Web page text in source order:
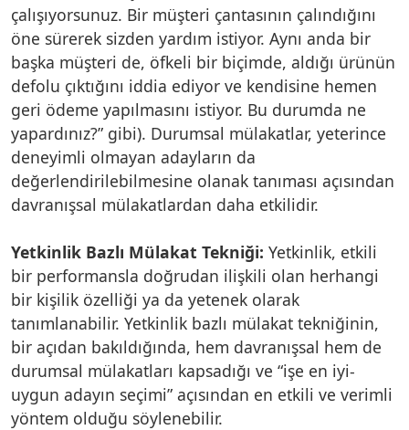
çalışıyorsunuz. Bir müşteri çantasının çalındığını
öne sürerek sizden yardım istiyor. Aynı anda bir
başka müşteri de, öfkeli bir biçimde, aldığı ürünün
defolu çıktığını iddia ediyor ve kendisine hemen
geri ödeme yapılmasını istiyor. Bu durumda ne
yapardınız?” gibi). Durumsal mülakatlar, yeterince
deneyimli olmayan adayların da
değerlendirilebilmesine olanak tanıması açısından
davranışsal mülakatlardan daha etkilidir.
Yetkinlik Bazlı Mülakat Tekniği: Yetkinlik, etkili
bir performansla doğrudan ilişkili olan herhangi
bir kişilik özelliği ya da yetenek olarak
tanımlanabilir. Yetkinlik bazlı mülakat tekniğinin,
bir açıdan bakıldığında, hem davranışsal hem de
durumsal mülakatları kapsadığı ve “işe en iyi-
uygun adayın seçimi” açısından en etkili ve verimli
yöntem olduğu söylenebilir.